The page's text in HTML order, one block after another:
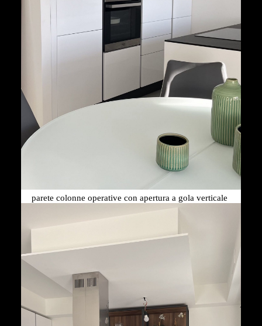
parete colonne operative con apertura a gola verticale